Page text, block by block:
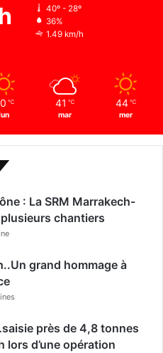
40º - 28º
36%
1.49 km/h
℃ 41 ℃
mar
44 ℃
mer
: La SRM Marrakech-
chantiers
grand hommage à
près de 4,8 tonnes
lors d’une opération